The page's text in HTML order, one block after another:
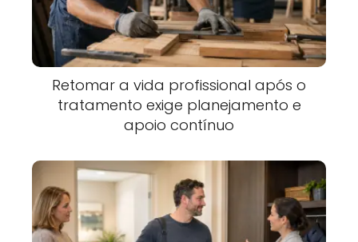
Retomar a vida profissional após o
tratamento exige planejamento e
apoio contínuo